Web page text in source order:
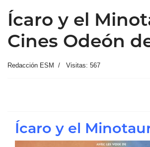
Ícaro y el
Cines Odeón
Redacción ESM Visitas: 567
Ícaro y el